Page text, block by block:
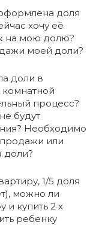
доля
хочу её
на мою долю?
моей доли?
доли в
комнатной
процесс?
будут
Необходимо
или
доли?
1/5 доля
можно ли
и купить 2 х
ребенку